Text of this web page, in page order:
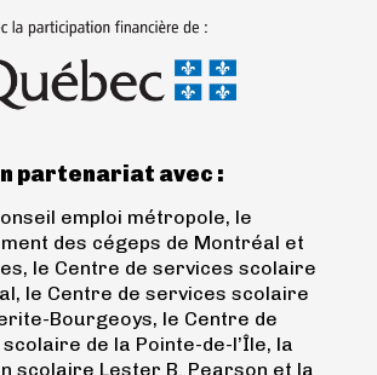
partenariat avec :
emploi métropole, le
des cégeps de Montréal et
le Centre de services scolaire
le Centre de services scolaire
Bourgeoys, le Centre de
de la Pointe-de-l’Île, la
scolaire Lester B. Pearson et la